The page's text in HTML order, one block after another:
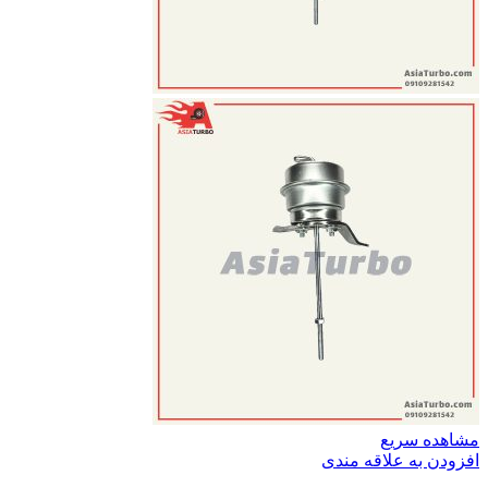
مشاهده سریع
افزودن به علاقه مندی